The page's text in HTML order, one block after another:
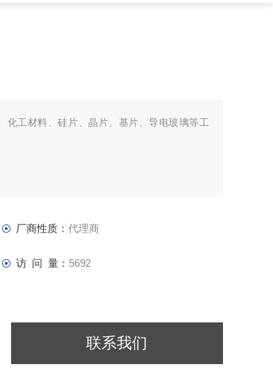
化工材料、硅片、晶片、基片、导电玻璃等工
厂商性质： 代理商
访 问 量： 5692
联系我们